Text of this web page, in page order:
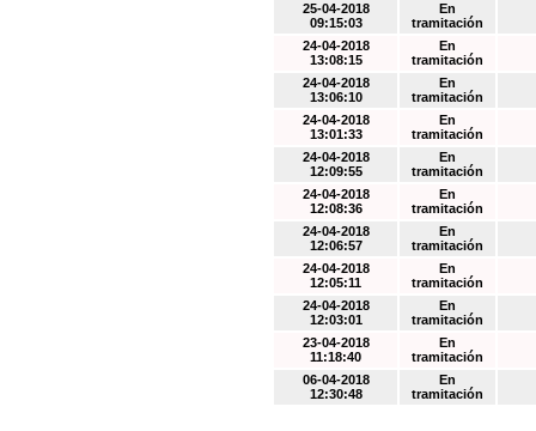
25-04-2018
09:15:03
En
tramitación
24-04-2018
13:08:15
En
tramitación
24-04-2018
13:06:10
En
tramitación
24-04-2018
13:01:33
En
tramitación
24-04-2018
12:09:55
En
tramitación
24-04-2018
12:08:36
En
tramitación
24-04-2018
12:06:57
En
tramitación
24-04-2018
12:05:11
En
tramitación
24-04-2018
12:03:01
En
tramitación
23-04-2018
11:18:40
En
tramitación
06-04-2018
12:30:48
En
tramitación